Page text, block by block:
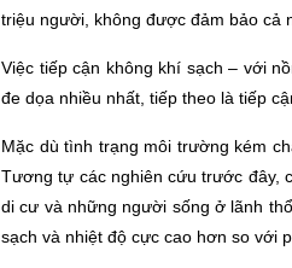
triệu người, không được đảm bảo cả
Việc tiếp cận không khí sạch – với
đe dọa nhiều nhất, tiếp theo là tiếp
Mặc dù tình trạng môi trường kém
Tương tự các nghiên cứu trước đây,
di cư và những người sống ở lãnh
sạch và nhiệt độ cực cao hơn so với